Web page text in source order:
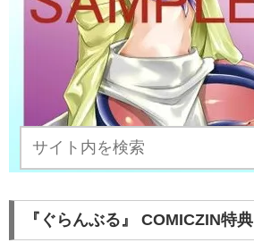
『ぐらんぶる』 COMICZIN特典